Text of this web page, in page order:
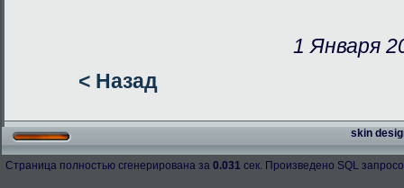
1 Января
< Назад
skin
Страница полностью сгенерирована за 0.031 сек. Произведено SQL